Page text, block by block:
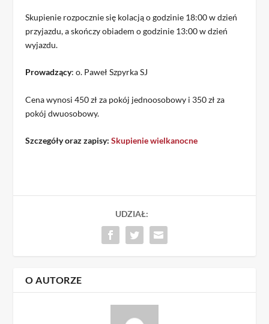
Skupienie rozpocznie się kolacją o godzinie 18:00 w dzień
przyjazdu, a skończy obiadem o godzinie 13:00 w dzień
wyjazdu.
Prowadzący: o. Paweł Szpyrka SJ
Cena wynosi 450 zł za pokój jednoosobowy i 350 zł za
pokój dwuosobowy.
Szczegóły oraz zapisy:Skupienie wielkanocne
UDZIAŁ:
O AUTORZE